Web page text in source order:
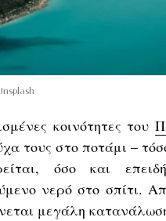
κοινότητες του
τους στο ποτάμι –
όσο και
νερό στο σπίτι.
μεγάλη